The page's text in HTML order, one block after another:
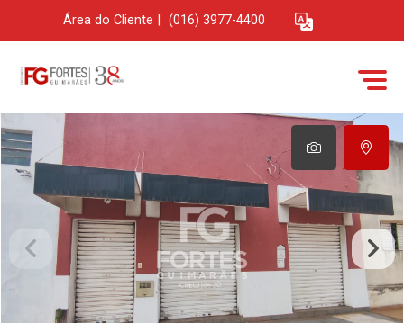
Área do Cliente (016) 3977-4400